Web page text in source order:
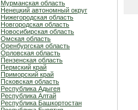
Мурманская область
Ненецкий автономный округ
Нижегородская область
Новгородская область
Новосибирская область
Омская область
Оренбургская область
Орловская область
Пензенская область
Пермский край
Приморский край
Псковская область
Республика Адыгея
Республика Алтай
Республика Башкортостан